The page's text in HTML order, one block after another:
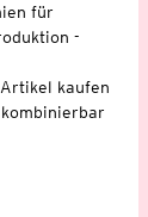
für
-
kaufen